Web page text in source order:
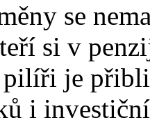
se
si v
pilíři je
i